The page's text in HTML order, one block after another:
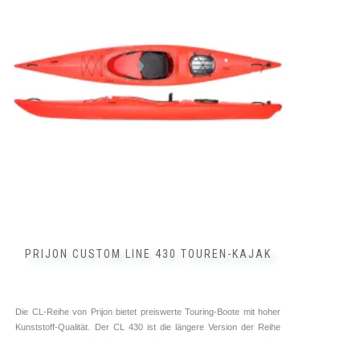
PRIJON CUSTOM LINE 430 TOUREN-KAJAK
Die CL-Reihe von Prijon bietet preiswerte Touring-Boote mit hoher
Kunststoff-Qualität. Der CL 430 ist die längere Version der Reihe
können
der
Produktseite